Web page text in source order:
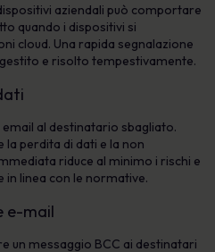
aziendali può comportare
quando i dispositivi si
cloud. Una rapida segnalazione
e risolto tempestivamente.
email al destinatario sbagliato.
perdita di dati e la non
riduce al minimo i rischi e
in linea con le normative.
e-mail
un messaggio BCC ai destinatari